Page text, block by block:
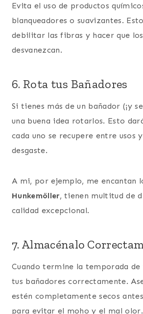
Evita el uso de productos
blanqueadores o suavizantes.
debilitar las fibras y hacer que
desvanezcan.
6. Rota tus Bañadores
Si tienes más de un bañador (¡y
una buena idea rotarlos. Esto
cada uno se recupere entre usos
desgaste.
A mi, por ejemplo, me encantan
Hunkemöller, tienen multitud de
calidad excepcional.
7. Almacénalo
Cuando termine la temporada de
tus bañadores correctamente.
estén completamente secos
para evitar el moho y el mal olor.